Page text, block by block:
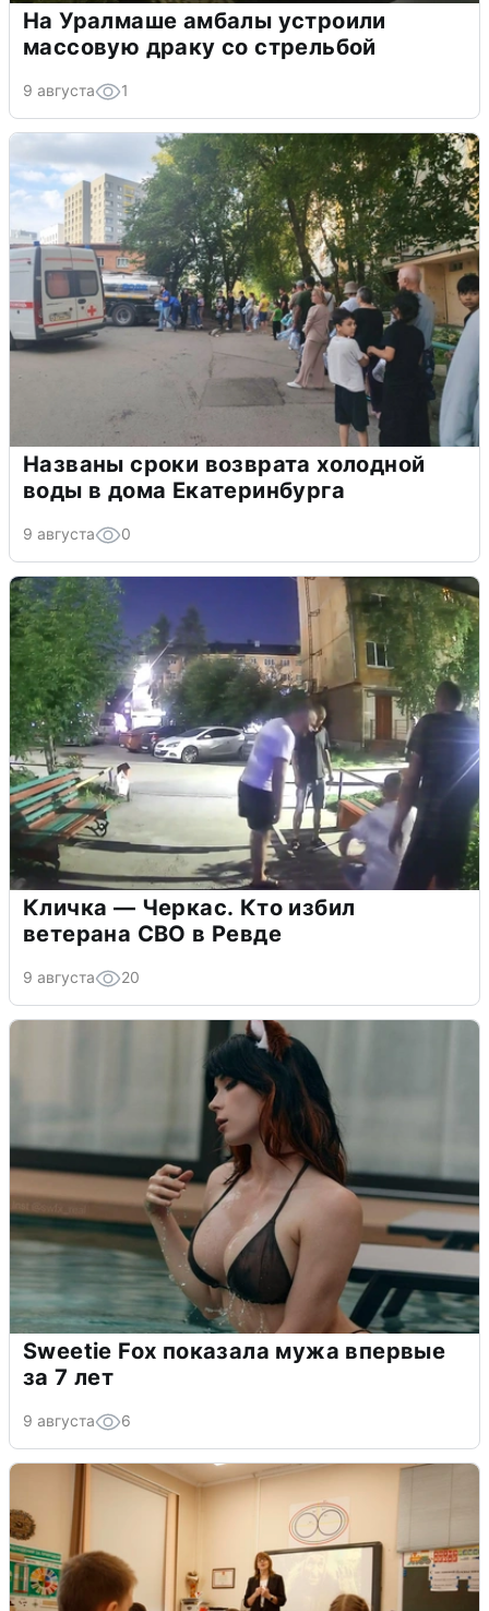
На Уралмаше амбалы устроили
массовую драку со стрельбой
9 августа 1
Названы сроки возврата холодной
воды в дома Екатеринбурга
9 августа 0
Кличка — Черкас. Кто избил
ветерана СВО в Ревде
9 августа 20
Sweetie Fox показала мужа впервые
за 7 лет
9 августа 6